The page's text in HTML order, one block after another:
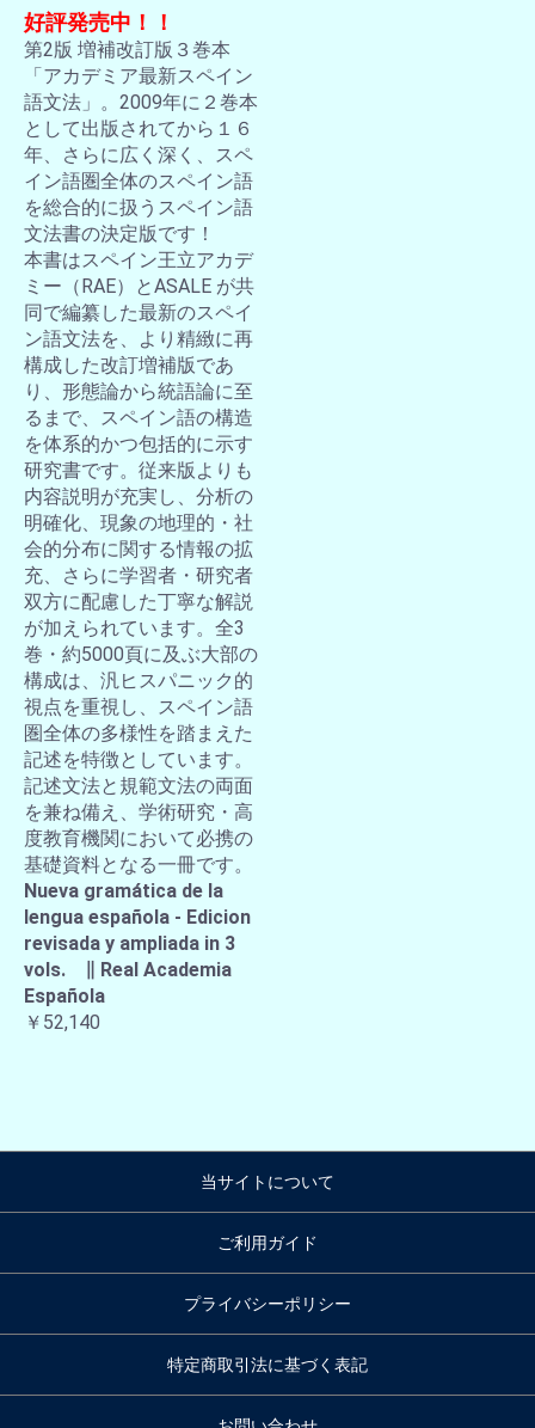
好評発売中！！
第2版 増補改訂版３巻本
「アカデミア最新スペイン
語文法」。2009年に２巻本
として出版されてから１６
年、さらに広く深く、スペ
イン語圏全体のスペイン語
を総合的に扱うスペイン語
文法書の決定版です！
本書はスペイン王立アカデ
ミー（RAE）とASALE が共
同で編纂した最新のスペイ
ン語文法を、より精緻に再
構成した改訂増補版であ
り、形態論から統語論に至
るまで、スペイン語の構造
を体系的かつ包括的に示す
研究書です。従来版よりも
内容説明が充実し、分析の
明確化、現象の地理的・社
会的分布に関する情報の拡
充、さらに学習者・研究者
双方に配慮した丁寧な解説
が加えられています。全3
巻・約5000頁に及ぶ大部の
構成は、汎ヒスパニック的
視点を重視し、スペイン語
圏全体の多様性を踏まえた
記述を特徴としています。
記述文法と規範文法の両面
を兼ね備え、学術研究・高
度教育機関において必携の
基礎資料となる一冊です。
Nueva gramática de la
lengua española - Edicion
revisada y ampliada in 3
vols. ∥ Real Academia
Española
￥52,140
当サイトについて
ご利用ガイド
プライバシーポリシー
特定商取引法に基づく表記